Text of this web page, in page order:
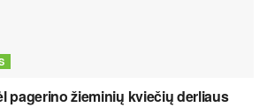
pagerino žieminių kviečių derliaus